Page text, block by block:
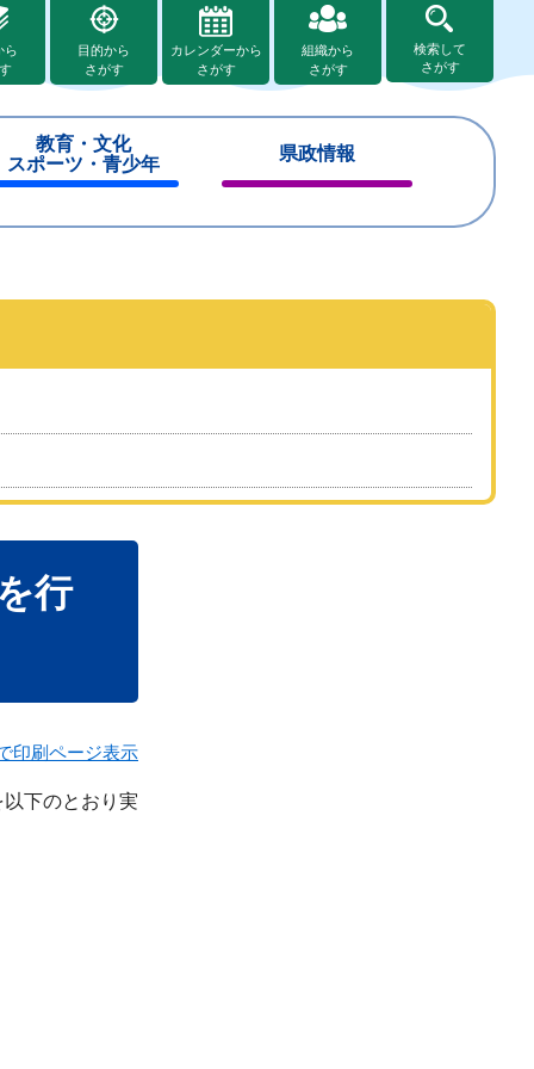
ら
目的から
さがす
カレンダーから
さがす
組織から
さがす
検索して
さがす
教育・文化
スポーツ・青少年
県政情報
じ
行
印刷ページ表示
下のとおり実